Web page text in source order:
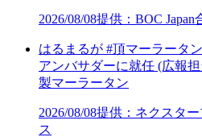
2026/08/08提供：BOC Japan
はるまるが #頂マーラータ
アンバサダーに就任 (広報担
製マーラータン
2026/08/08提供：ネクスタ
ス